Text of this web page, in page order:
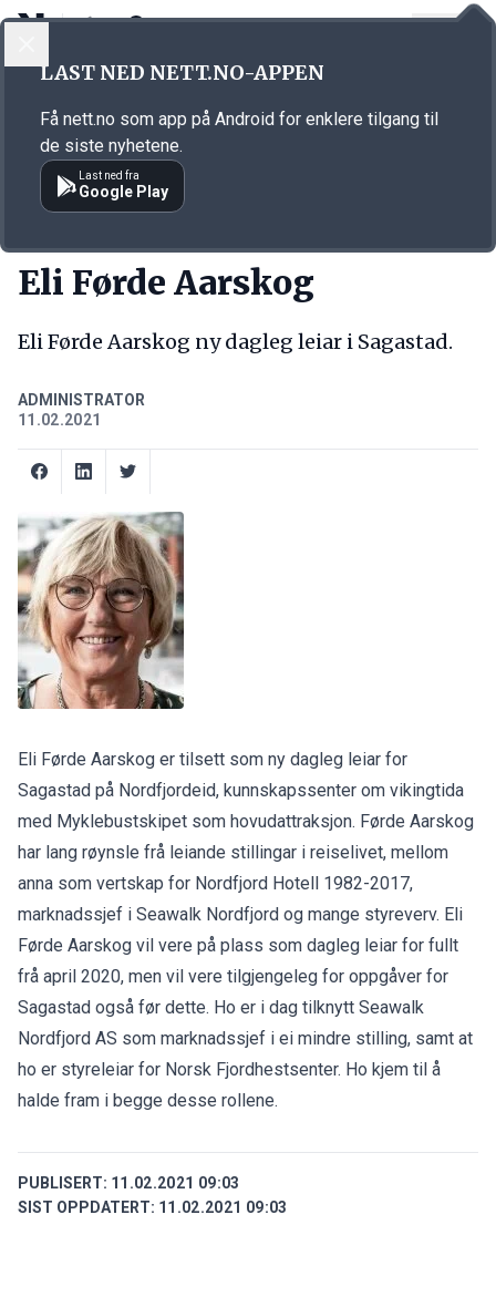
Annonsørinnhold
Eli Førde Aarskog
Eli Førde Aarskog ny dagleg leiar i Sagastad.
ADMINISTRATOR
11.02.2021
Eli Førde Aarskog er tilsett som ny dagleg leiar for
Sagastad på Nordfjordeid, kunnskapssenter om vikingtida
med Myklebustskipet som hovudattraksjon. Førde Aarskog
har lang røynsle frå leiande stillingar i reiselivet, mellom
anna som vertskap for Nordfjord Hotell 1982-2017,
marknadssjef i Seawalk Nordfjord og mange styreverv. Eli
Førde Aarskog vil vere på plass som dagleg leiar for fullt
frå april 2020, men vil vere tilgjengeleg for oppgåver for
Sagastad også før dette. Ho er i dag tilknytt Seawalk
Nordfjord AS som marknadssjef i ei mindre stilling, samt at
ho er styreleiar for Norsk Fjordhestsenter. Ho kjem til å
halde fram i begge desse rollene.
PUBLISERT: 11.02.2021 09:03
SIST OPPDATERT: 11.02.2021 09:03
LAST NED NETT.NO-APPEN
Få nett.no som app på Android for enklere tilgang til
de siste nyhetene.
Last ned fra
Google Play